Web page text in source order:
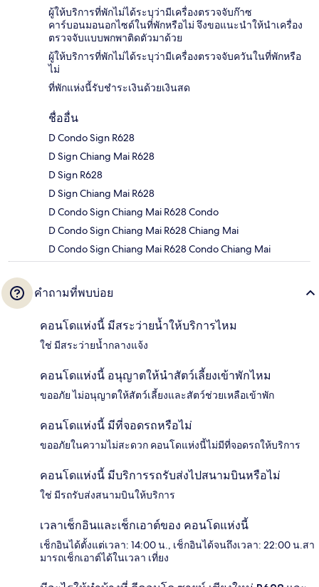
ผู้ให้บริการที่พักไม่ได้ระบุว่ามีเครื่องตรวจจับก๊าซ
คาร์บอนมอนอกไซด์ในที่พักหรือไม่ จึงขอแนะนำให้นำเครื่อง
ตรวจจับแบบพกพาติดตัวมาด้วย
ผู้ให้บริการที่พักไม่ได้ระบุว่ามีเครื่องตรวจจับควันในที่พักหรือ
ไม่
ที่พักแห่งนี้รับชำระเงินด้วยเงินสด
ชื่ออื่น
D Condo Sign R628
D Sign Chiang Mai R628
D Sign R628
D Sign Chiang Mai R628
D Condo Sign Chiang Mai R628 Condo
D Condo Sign Chiang Mai R628 Chiang Mai
D Condo Sign Chiang Mai R628 Condo Chiang Mai
คำถามที่พบบ่อย
คอนโดแห่งนี้ มีสระว่ายน้ำให้บริการไหม
ใช่ มีสระว่ายน้ำกลางแจ้ง
คอนโดแห่งนี้ อนุญาตให้นำสัตว์เลี้ยงเข้าพักไหม
ขออภัย ไม่อนุญาตให้สัตว์เลี้ยงและสัตว์ช่วยเหลือเข้าพัก
คอนโดแห่งนี้ มีที่จอดรถหรือไม่
ขออภัยในความไม่สะดวก คอนโดแห่งนี้ไม่มีที่จอดรถให้บริการ
คอนโดแห่งนี้ มีบริการรถรับส่งไปสนามบินหรือไม่
ใช่ มีรถรับส่งสนามบินให้บริการ
เวลาเช็กอินและเช็กเอาต์ของ คอนโดแห่งนี้
เช็กอินได้ตั้งแต่เวลา: 14:00 น., เช็กอินได้จนถึงเวลา: 22:00 น.สา
มารถเช็กเอาต์ได้ในเวลา เที่ยง